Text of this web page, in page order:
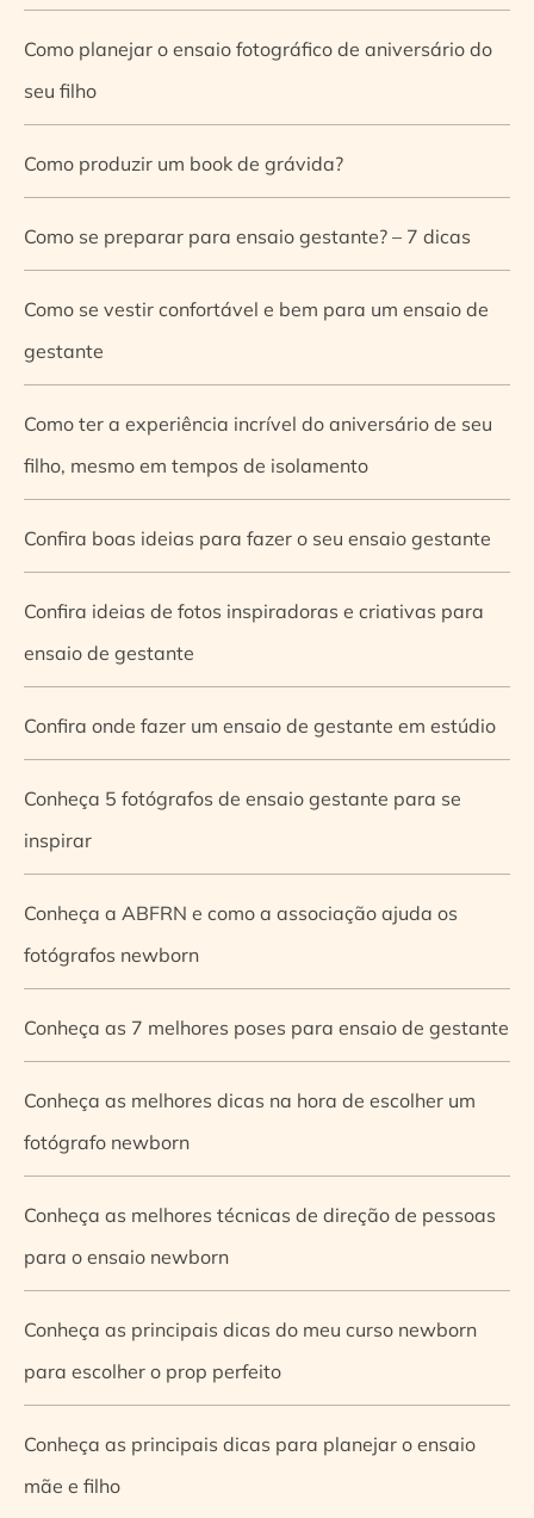
Como planejar o ensaio fotográfico de aniversário do
seu filho
Como produzir um book de grávida?
Como se preparar para ensaio gestante? – 7 dicas
Como se vestir confortável e bem para um ensaio de
gestante
Como ter a experiência incrível do aniversário de seu
filho, mesmo em tempos de isolamento
Confira boas ideias para fazer o seu ensaio gestante
Confira ideias de fotos inspiradoras e criativas para
ensaio de gestante
Confira onde fazer um ensaio de gestante em estúdio
Conheça 5 fotógrafos de ensaio gestante para se
inspirar
Conheça a ABFRN e como a associação ajuda os
fotógrafos newborn
Conheça as 7 melhores poses para ensaio de gestante
Conheça as melhores dicas na hora de escolher um
fotógrafo newborn
Conheça as melhores técnicas de direção de pessoas
para o ensaio newborn
Conheça as principais dicas do meu curso newborn
para escolher o prop perfeito
Conheça as principais dicas para planejar o ensaio
mãe e filho